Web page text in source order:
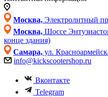
Москва, Электролитный
Москва, Шоссе
конце здания)
Самара, ул.
info@kickscootershop.ru
Вконтакте
Telegram